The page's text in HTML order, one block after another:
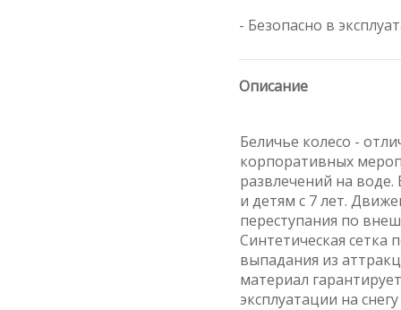
- Безопасно в
Описание
Беличье колесо -
корпоративных
развлечений на
и детям с 7 лет.
переступания по
Синтетическая сетка
выпадания из
материал
эксплуатации на